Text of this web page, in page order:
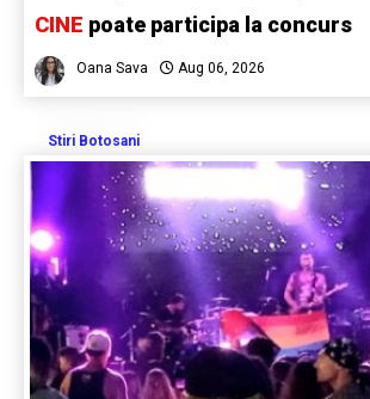
CINE poate participa la concurs
Oana Sava Aug 06, 2026
Stiri Botosani